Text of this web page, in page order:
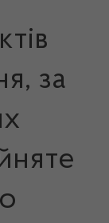
за